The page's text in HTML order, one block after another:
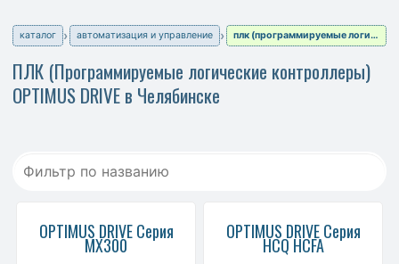
каталог автоматизация и управление плк (программируемые логические контроллеры)
ПЛК (Программируемые логические контроллеры)
OPTIMUS DRIVE в Челябинске
OPTIMUS DRIVE Серия
MX300
OPTIMUS DRIVE Серия
HCQ HCFA